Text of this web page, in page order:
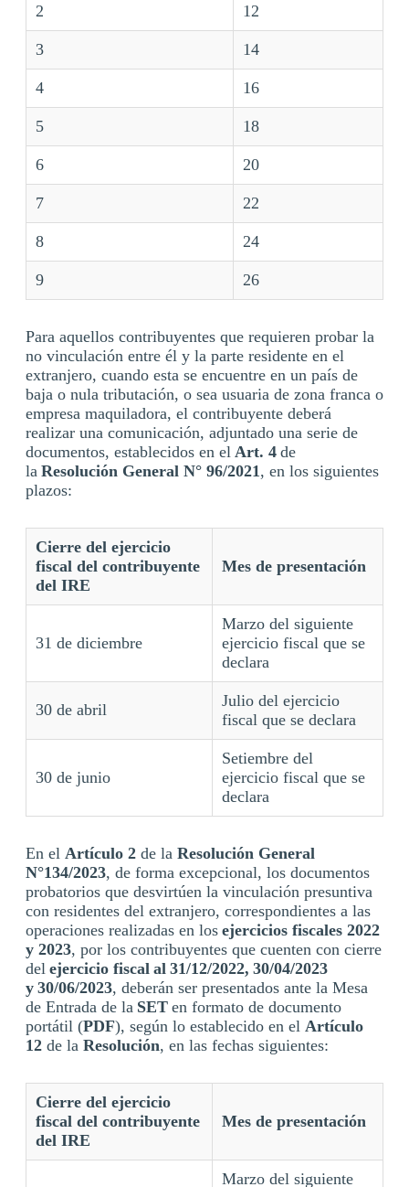
2 12
3 14
4 16
5 18
6 20
7 22
8 24
9 26
Para aquellos contribuyentes que requieren probar la
no vinculación entre él y la parte residente en el
extranjero, cuando esta se encuentre en un país de
baja o nula tributación, o sea usuaria de zona franca o
empresa maquiladora, el contribuyente deberá
realizar una comunicación, adjuntado una serie de
documentos, establecidos en el Art. 4 de
la Resolución General N° 96/2021 , en los siguientes
plazos:
Cierre del ejercicio
fiscal del contribuyente
del IRE
Mes de presentación
31 de diciembre
Marzo del siguiente
ejercicio fiscal que se
declara
30 de abril
Julio del ejercicio
fiscal que se declara
30 de junio
Setiembre del
ejercicio fiscal que se
declara
En el Artículo 2 de la Resolución General
N°134/2023, de forma excepcional, los documentos
probatorios que desvirtúen la vinculación presuntiva
con residentes del extranjero, correspondientes a las
operaciones realizadas en los ejercicios fiscales 2022
y 2023, por los contribuyentes que cuenten con cierre
del ejercicio fiscal al 31/12/2022, 30/04/2023
y 30/06/2023, deberán ser presentados ante la Mesa
de Entrada de la SET en formato de documento
portátil (PDF), según lo establecido en el Artículo
12 de la Resolución, en las fechas siguientes:
Cierre del ejercicio
fiscal del contribuyente
del IRE
Mes de presentación
Marzo del siguiente